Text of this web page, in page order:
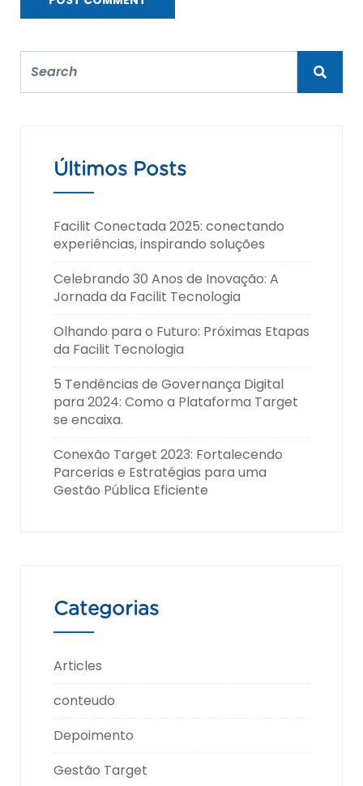
Últimos Posts
Facilit Conectada 2025: conectando
experiências, inspirando soluções
Celebrando 30 Anos de Inovação: A
Jornada da Facilit Tecnologia
Olhando para o Futuro: Próximas Etapas
da Facilit Tecnologia
5 Tendências de Governança Digital
para 2024: Como a Plataforma Target
se encaixa.
Conexão Target 2023: Fortalecendo
Parcerias e Estratégias para uma
Gestão Pública Eficiente
Categorias
Articles
conteudo
Depoimento
Gestão Target